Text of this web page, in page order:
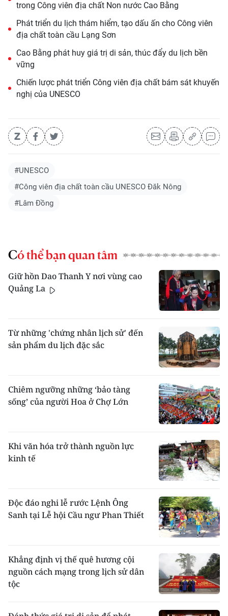
trong Công viên địa chất Non nước Cao Bằng
Phát triển du lịch thám hiểm, tạo dấu ấn cho Công viên
địa chất toàn cầu Lạng Sơn
Cao Bằng phát huy giá trị di sản, thúc đẩy du lịch bền
vững
Chiến lược phát triển Công viên địa chất bám sát khuyến
nghị của UNESCO
#UNESCO
#Công viên địa chất toàn cầu UNESCO Đăk Nông
#Lâm Đồng
Có thể bạn quan tâm
Giữ hồn Dao Thanh Y nơi vùng cao
Quảng La
Từ những 'chứng nhân lịch sử' đến
sản phẩm du lịch đặc sắc
Chiêm ngưỡng những ‘bảo tàng
sống’ của người Hoa ở Chợ Lớn
Khi văn hóa trở thành nguồn lực
kinh tế
Độc đáo nghi lễ rước Lệnh Ông
Sanh tại Lễ hội Cầu ngư Phan Thiết
Khẳng định vị thế quê hương cội
nguồn cách mạng trong lịch sử dân
tộc